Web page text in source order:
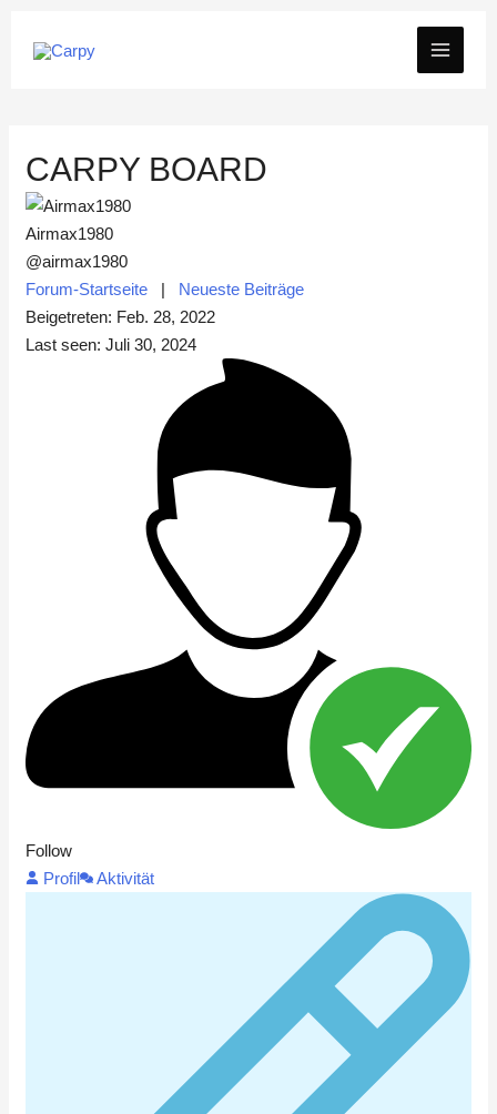
Inhalt
MAIN
CARPY BOARD
Airmax1980
@airmax1980
Forum-Startseite | Neueste Beiträge
Beigetreten: Feb. 28, 2022
Last seen: Juli 30, 2024
Follow
Profil
Aktivität